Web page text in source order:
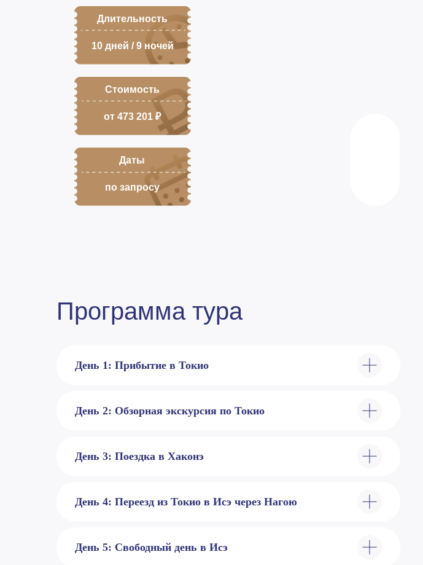
10 дней / 9 ночей
Длительность
от 473 201₽
Стоимость
по запросу
Даты
Программа тура
День 1: Прибытие в Токио
День 2: Обзорная экскурсия по Токио
День 3: Поездка в Хаконэ
День 4: Переезд из Токио в Исэ через Нагою
День 5: Свободный день в Исэ